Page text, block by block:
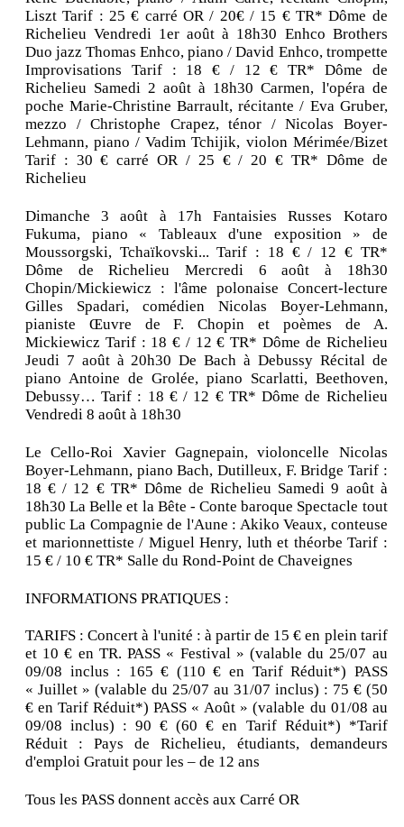
Liszt Tarif : 25 € carré OR / 20€ / 15 € TR* Dôme de
Richelieu Vendredi 1er août à 18h30 Enhco Brothers
Duo jazz Thomas Enhco, piano / David Enhco, trompette
Improvisations Tarif : 18 € / 12 € TR* Dôme de
Richelieu Samedi 2 août à 18h30 Carmen, l'opéra de
poche Marie-Christine Barrault, récitante / Eva Gruber,
mezzo / Christophe Crapez, ténor / Nicolas Boyer-
Lehmann, piano / Vadim Tchijik, violon Mérimée/Bizet
Tarif : 30 € carré OR / 25 € / 20 € TR* Dôme de
Richelieu
Dimanche 3 août à 17h Fantaisies Russes Kotaro
Fukuma, piano « Tableaux d'une exposition » de
Moussorgski, Tchaïkovski... Tarif : 18 € / 12 € TR*
Dôme de Richelieu Mercredi 6 août à 18h30
Chopin/Mickiewicz : l'âme polonaise Concert-lecture
Gilles Spadari, comédien Nicolas Boyer-Lehmann,
pianiste Œuvre de F. Chopin et poèmes de A.
Mickiewicz Tarif : 18 € / 12 € TR* Dôme de Richelieu
Jeudi 7 août à 20h30 De Bach à Debussy Récital de
piano Antoine de Grolée, piano Scarlatti, Beethoven,
Debussy… Tarif : 18 € / 12 € TR* Dôme de Richelieu
Vendredi 8 août à 18h30
Le Cello-Roi Xavier Gagnepain, violoncelle Nicolas
Boyer-Lehmann, piano Bach, Dutilleux, F. Bridge Tarif :
18 € / 12 € TR* Dôme de Richelieu Samedi 9 août à
18h30 La Belle et la Bête - Conte baroque Spectacle tout
public La Compagnie de l'Aune : Akiko Veaux, conteuse
et marionnettiste / Miguel Henry, luth et théorbe Tarif :
15 € / 10 € TR* Salle du Rond-Point de Chaveignes
INFORMATIONS PRATIQUES :
TARIFS : Concert à l'unité : à partir de 15 € en plein tarif
et 10 € en TR. PASS « Festival » (valable du 25/07 au
09/08 inclus : 165 € (110 € en Tarif Réduit*) PASS
« Juillet » (valable du 25/07 au 31/07 inclus) : 75 € (50
€ en Tarif Réduit*) PASS « Août » (valable du 01/08 au
09/08 inclus) : 90 € (60 € en Tarif Réduit*) *Tarif
Réduit : Pays de Richelieu, étudiants, demandeurs
d'emploi Gratuit pour les – de 12 ans
Tous les PASS donnent accès aux Carré OR